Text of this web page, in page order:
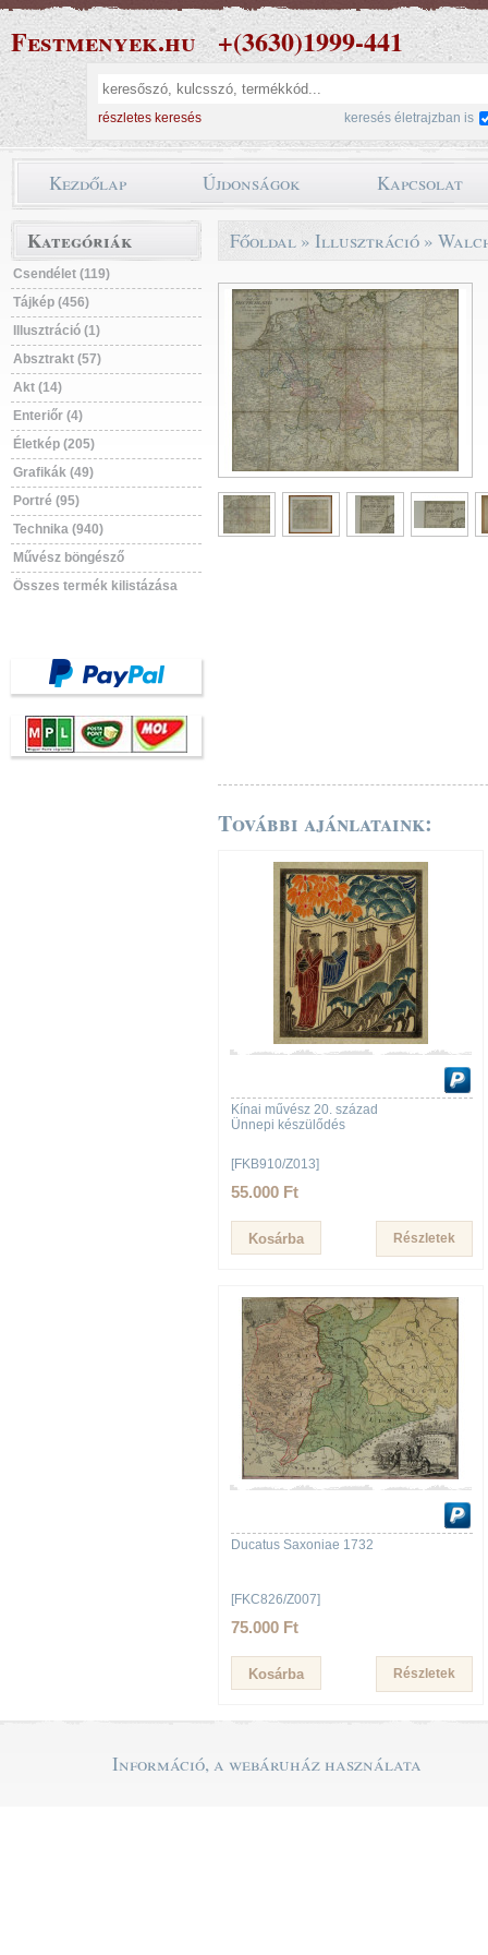
Festmenyek.hu +(3630)1999-441
részletes keresés keresés életrajzban is
Kezdőlap Újdonságok Kapcsolat
Kategóriák
Csendélet (119)
Tájkép (456)
Illusztráció (1)
Absztrakt (57)
Akt (14)
Enteriőr (4)
Életkép (205)
Grafikák (49)
Portré (95)
Technika (940)
Művész böngésző
Összes termék kilistázása
Főoldal » Illusztráció »
További ajánlataink:
Kínai művész 20. század
Ünnepi készülődés
[FKB910/Z013]
55.000 Ft
Részletek
Ducatus Saxoniae 1732
[FKC826/Z007]
75.000 Ft
Részletek
Információ, a webáruház használata